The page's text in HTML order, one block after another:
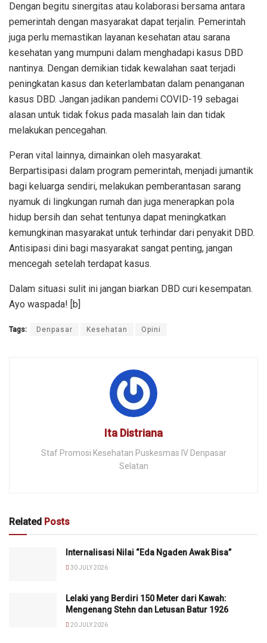
Dengan begitu sinergitas atau kolaborasi bersama antara
pemerintah dengan masyarakat dapat terjalin. Pemerintah
juga perlu memastikan layanan kesehatan atau sarana
kesehatan yang mumpuni dalam menghadapi kasus DBD
nantinya. Dengan demikian tidak kewalahan saat terjadi
peningkatan kasus dan keterlambatan dalam penanganan
kasus DBD. Jangan jadikan pandemi COVID-19 sebagai
alasan untuk tidak fokus pada masalah lain dan tidak
melakukan pencegahan.
Peran vital lainnya, dimainkan oleh masyarakat.
Berpartisipasi dalam program pemerintah, menjadi jumantik
bagi keluarga sendiri, melakukan pemberantasan sarang
nyamuk di lingkungan rumah dan juga menerapkan pola
hidup bersih dan sehat tentunya dapat meningkatkan
kemungkinan masyarakat untuk terhindar dari penyakit DBD.
Antisipasi dini bagi masyarakat sangat penting, jangan
mencegah setelah terdapat kasus.
Dalam situasi sulit ini jangan biarkan DBD curi kesempatan.
Ayo waspada! [b]
Tags: Denpasar Kesehatan Opini
Ita Distriana
Staf Promosi Kesehatan Puskesmas IV Denpasar
Selatan
Related Posts
Internalisasi Nilai “Eda Ngaden Awak Bisa”
30 JULY 2026
Lelaki yang Berdiri 150 Meter dari Kawah:
Mengenang Stehn dan Letusan Batur 1926
20 JULY 2026